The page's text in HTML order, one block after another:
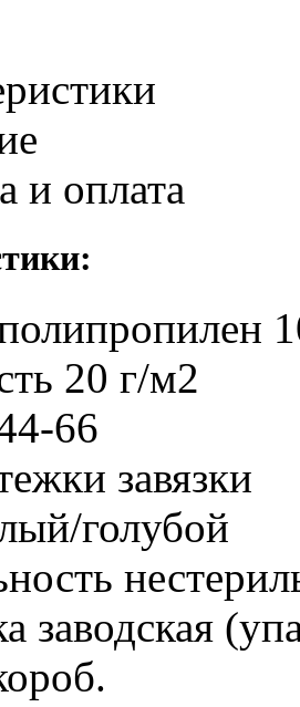
и оплата
20 г/м2
66
завязки
голубой
заводская